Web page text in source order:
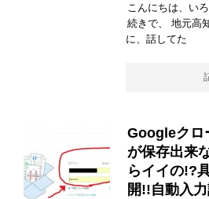
こんにちは、い
続きで、 地元高
に、話してた
Googleクロ
が保存出来
らイイの!?
開!!自動入